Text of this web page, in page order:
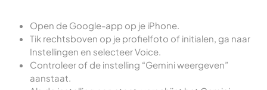
Open de Google-app op je iPhone.
Tik rechtsboven op je profielfoto of initialen, ga naar
Instellingen en selecteer Voice.
Controleer of de instelling “Gemini weergeven”
aanstaat.